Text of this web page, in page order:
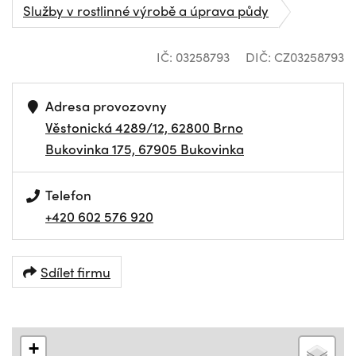
Služby v rostlinné výrobě a úprava půdy
IČ: 03258793 DIČ: CZ03258793
Adresa provozovny
Věstonická 4289/12, 62800 Brno
Bukovinka 175, 67905 Bukovinka
Telefon
+420 602 576 920
Sdílet firmu
+